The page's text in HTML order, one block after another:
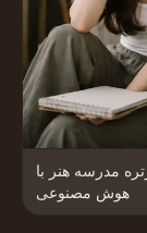
مدرسه هنر با
هوش مصنوعی